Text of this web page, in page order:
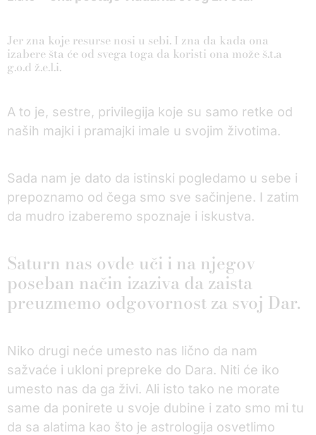
Jer zna koje resurse nosi u sebi. I zna da kada ona
izabere šta će od svega toga da koristi ona može š.t.a
g.o.d ž.e.l.i.
A to je, sestre, privilegija koje su samo retke od
naših majki i pramajki imale u svojim životima.
Sada nam je dato da istinski pogledamo u sebe i
prepoznamo od čega smo sve sačinjene. I zatim
da mudro izaberemo spoznaje i iskustva.
Saturn nas ovde uči i na njegov
poseban način izaziva da zaista
preuzmemo odgovornost za svoj Dar.
Niko drugi neće umesto nas lično da nam
sažvaće i ukloni prepreke do Dara. Niti će iko
umesto nas da ga živi. Ali isto tako ne morate
same da ponirete u svoje dubine i zato smo mi tu
da sa alatima kao što je astrologija osvetlimo